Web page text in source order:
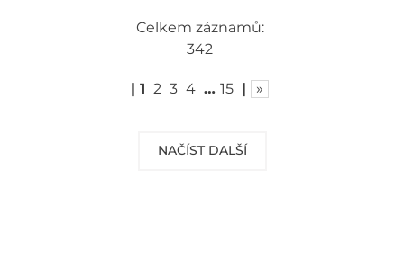
NAČÍST DALŠÍ
Celkem záznamů:
342
| 1 2 3 4 … 15 | »